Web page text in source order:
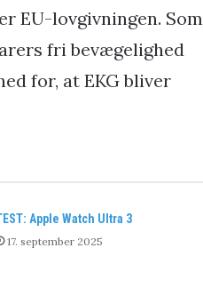
EU-lovgivningen. Som
fri bevægelighed
for, at EKG bliver
Apple Watch Ultra 3
17. september 2025